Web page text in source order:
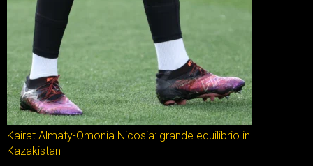
Kairat Almaty-Omonia Nicosia: grande equilibrio in
Kazakistan